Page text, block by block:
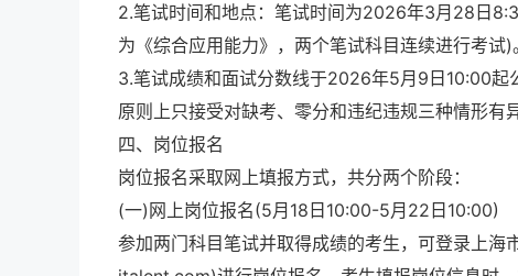
2.笔试时间和地点：笔试时间为2026年3月28日
为《综合应用能力》，两个笔试科目连续进行考试)
3.笔试成绩和面试分数线于2026年5月9日10:00起
原则上只接受对缺考、零分和违纪违规三种情形有
四、岗位报名
岗位报名采取网上填报方式，共分两个阶段：
(一)网上岗位报名(5月18日10:00-5月22日10:00)
参加两门科目笔试并取得成绩的考生，可登录上